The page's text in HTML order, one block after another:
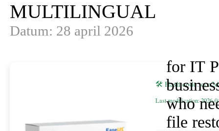
MULTILINGUAL
Datum: 28 april 2026
🛠 Hash code:
Last modification: 2026-
for IT
who
file